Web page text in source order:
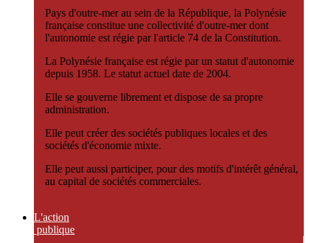
Pays d'outre-mer au sein de la République, la Polynésie
française constitue une collectivité d'outre-mer dont
l'autonomie est régie par l'article 74 de la Constitution.
La Polynésie française est régie par un statut d'autonomie
depuis 1958. Le statut actuel date de 2004.
Elle se gouverne librement et dispose de sa propre
administration.
Elle peut créer des sociétés publiques locales et des
sociétés d'économie mixte.
Elle peut aussi participer, pour des motifs d'intérêt général,
au capital de sociétés commerciales.
L'action
publique